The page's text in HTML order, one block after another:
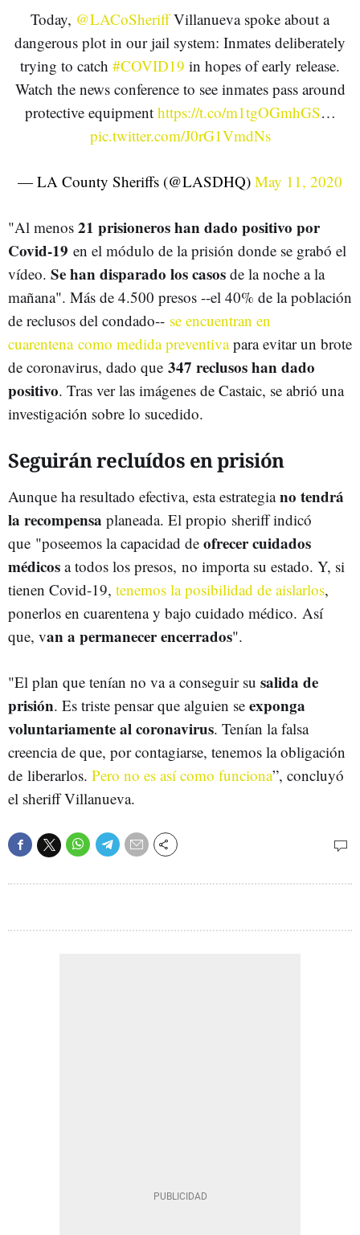
Today, @LACoSheriffVillanueva spoke about a
dangerous plot in our jail system: Inmates deliberately
trying to catch #COVID19 in hopes of early release.
Watch the news conference to see inmates pass around
protective equipment https://t.co/m1tgOGmhGS…
pic.twitter.com/J0rG1VmdNs
— LA County Sheriffs (@LASDHQ) May 11, 2020
"Al menos 21 prisioneros han dado positivo por
Covid-19 en el módulo de la prisión donde se grabó el
vídeo. Se han disparado los casos de la noche a la
mañana". Más de 4.500 presos --el 40% de la población
de reclusos del condado-- se encuentran en
cuarentena como medida preventivapara evitar un brote
de coronavirus, dado que 347 reclusos han dado
positivo. Tras ver las imágenes de Castaic, se abrió una
investigación sobre lo sucedido.
Seguirán recluídos en prisión
Aunque ha resultado efectiva, esta estrategiano tendrá
la recompensa planeada. El propio sheriff indicó
que "poseemos la capacidad de ofrecer cuidados
médicos a todos los presos, no importa su estado. Y, si
tienen Covid-19, tenemos la posibilidad de aislarlos,
ponerlos en cuarentena y bajo cuidado médico. Así
que, van a permanecer encerrados".
"El plan que tenían no va a conseguir su salida de
prisión. Es triste pensar que alguien se exponga
voluntariamente al coronavirus. Tenían la falsa
creencia de que, por contagiarse, tenemos la obligación
de liberarlos. Pero no es así como funciona”, concluyó
el sheriff Villanueva.